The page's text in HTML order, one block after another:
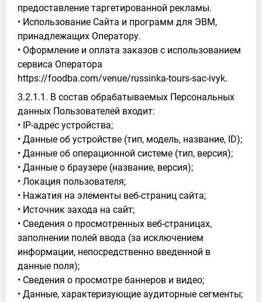
предоставление таргетированной рекламы.
• Использование Сайта и программ для ЭВМ,
принадлежащих Оператору.
• Оформление и оплата заказов с использованием
сервиса Оператора
https://foodba.com/venue/russinka-tours-sac-ivyk.
3.2.1.1. В состав обрабатываемых Персональных
данных Пользователей входит:
• IP-адрес устройства;
• Данные об устройстве (тип, модель, название, ID);
• Данные об операционной системе (тип, версия);
• Данные о браузере (название, версия);
• Локация пользователя;
• Нажатия на элементы веб-страниц сайта;
• Источник захода на сайт;
• Сведения о просмотренных веб-страницах,
заполнении полей ввода (за исключением
информации, непосредственно введенной в
данные поля);
• Сведения о просмотре баннеров и видео;
• Данные, характеризующие аудиторные сегменты;